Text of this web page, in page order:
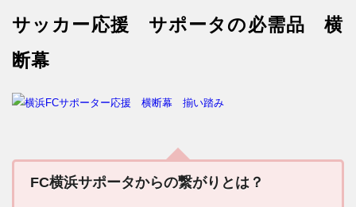
サッカー応援 サポータの必需品 横
断幕
FC横浜サポータからの繋がりとは？